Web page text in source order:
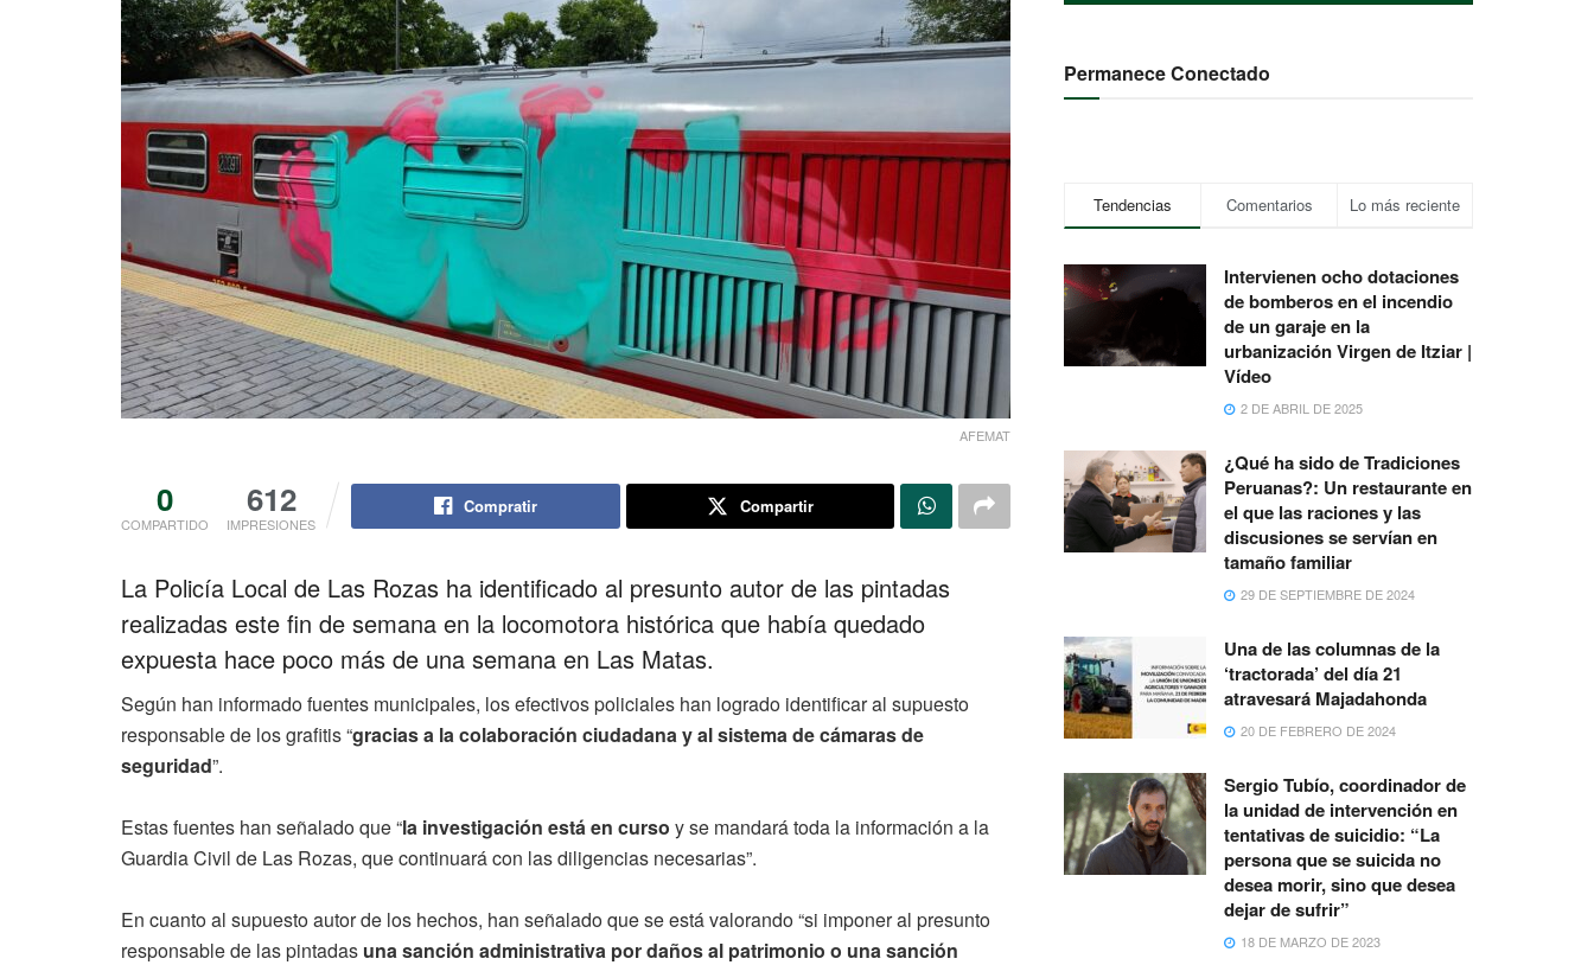
AFEMAT
0
COMPARTIDO
612
IMPRESIONES
Compratir Compartir
La Policía Local de Las Rozas ha identificado al presunto autor de las pintadas
realizadas este fin de semana en la locomotora histórica que había quedado
expuesta hace poco más de una semana en Las Matas.
Según han informado fuentes municipales, los efectivos policiales han logrado identificar al supuesto
responsable de los grafitis “gracias a la colaboración ciudadana y al sistema de cámaras de
seguridad”.
Estas fuentes han señalado que “la investigación está en curso y se mandará toda la información a la
Guardia Civil de Las Rozas, que continuará con las diligencias necesarias”.
En cuanto al supuesto autor de los hechos, han señalado que se está valorando “si imponer al presunto
responsable de las pintadas una sanción administrativa por daños al patrimonio o una sanción
Permanece Conectado
Tendencias Comentarios Lo más reciente
Intervienen ocho dotaciones
de bomberos en el incendio
de un garaje en la
urbanización Virgen de Itziar |
Vídeo
2 DE ABRIL DE 2025
¿Qué ha sido de Tradiciones
Peruanas?: Un restaurante en
el que las raciones y las
discusiones se servían en
tamaño familiar
29 DE SEPTIEMBRE DE 2024
Una de las columnas de la
‘tractorada’ del día 21
atravesará Majadahonda
20 DE FEBRERO DE 2024
Sergio Tubío, coordinador de
la unidad de intervención en
tentativas de suicidio: “La
persona que se suicida no
desea morir, sino que desea
dejar de sufrir”
18 DE MARZO DE 2023